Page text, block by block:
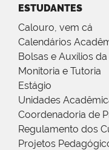
ESTUDANTES
Calouro, vem cá
Calendários
Bolsas e Auxílios
Monitoria e Tutoria
Estágio
Unidades
Coordenadoria de
Regulamento dos
Projetos